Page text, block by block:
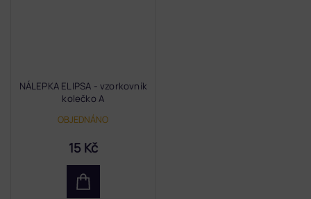
NÁLEPKA ELIPSA - vzorkovník
kolečko A
OBJEDNÁNO
15 Kč